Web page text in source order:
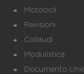
Motocicli
Revisioni
Collaudi
Modulistica
Documento